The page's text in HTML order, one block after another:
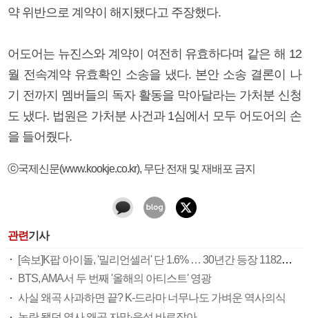
약 위반으로 계약이 해지됐다고 주장했다.
어도어는 뉴진스와 계약이 여전히 유효하다며 같은 해 12
월 전속계약 유효확인 소송을 냈다. 본안 소송 결론이 나
기 전까지 멤버들의 독자 활동을 막아달라는 가처분 신청
도 냈다. 법원은 가처분 사건과 1심에서 모두 어도어의 손
을 들어줬다.
ⓒ국제신문(www.kookje.co.kr), 무단 전재 및 재배포 금지
관련기사
[속보]K팝 아이돌, '밀리언셀러' 단 1.6% … 30년간 등장 1182개팀 전수조사
BTS, AMA서 두 번째 '올해의 아티스트' 영광
사실 왜곡 사과하면 끝? K-드라마 너무나도 가벼운 역사의식